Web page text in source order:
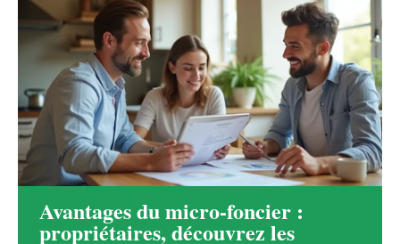
Avantages du micro-foncier :
propriétaires, découvrez les